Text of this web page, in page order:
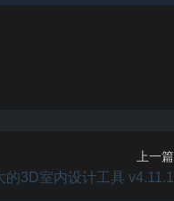
上一篇
的3D室内设计工具 v4.11.1